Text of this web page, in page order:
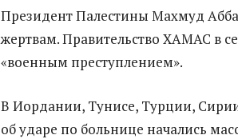
Президент Палестины Махмуд
жертвам. Правительство ХАМАС в
«военным преступлением».
В Иордании, Тунисе, Турции,
об ударе по больнице начались